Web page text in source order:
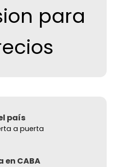
para
país
a puerta
en CABA